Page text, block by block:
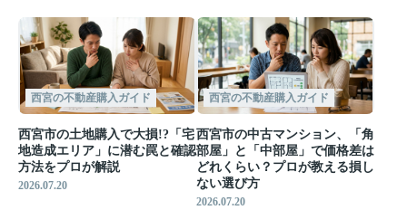
西宮の不動産購入ガイド
西宮市の土地購入で大損!?「宅
地造成エリア」に潜む罠と確認
方法をプロが解説
2026.07.20
西宮の不動産購入ガイド
西宮市の中古マンション、「角
部屋」と「中部屋」で価格差は
どれくらい？プロが教える損し
ない選び方
2026.07.20